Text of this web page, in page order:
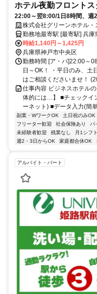
ホテル夜勤フロントス
22:00～翌8:00/1日8時間、週
方歓迎！Wワークや副業をお
株式会社グリーンホテル・
勤務地最寄駅 [最寄駅] 兵庫
7分） ほか
時給1,140円～1,425円
兵庫県神戸市中央区
勤務時間 [ア・パ]22:00～
日～OK！ ・平日のみ、土
はご相談くださいませ！
仕事内容 ビジネスホテル
体的には…】 ■チェックイ
ーネット) ■データ入力(簡
副業・WワークOK 土日祝のみOK
フリーター歓迎
社会保険あり バ
未経験者歓迎
残業なし 月1シフ
週2・3日からOK
家庭都合休OK
アルバイト・パート